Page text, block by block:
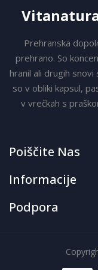
Poiščite Nas
Prehranska
prehrano. So
hranil ali drugih snovi
so v obliki kapsul,
v vrečkah s
Informacije
Podpora